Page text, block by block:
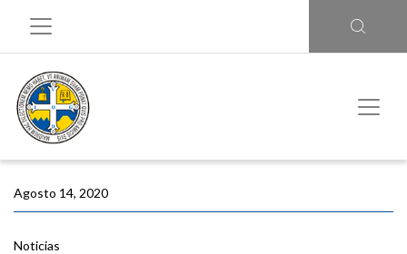
Agosto 14, 2020
Noticias